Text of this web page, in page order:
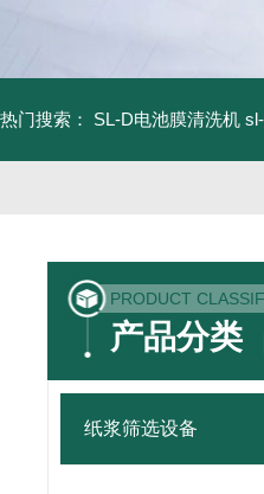
热门搜索： SL-D电池膜清洗机
PRODUCT
产品分类
纸浆筛选设备